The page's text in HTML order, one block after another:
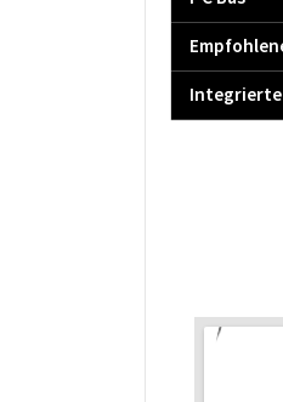
Integrierte